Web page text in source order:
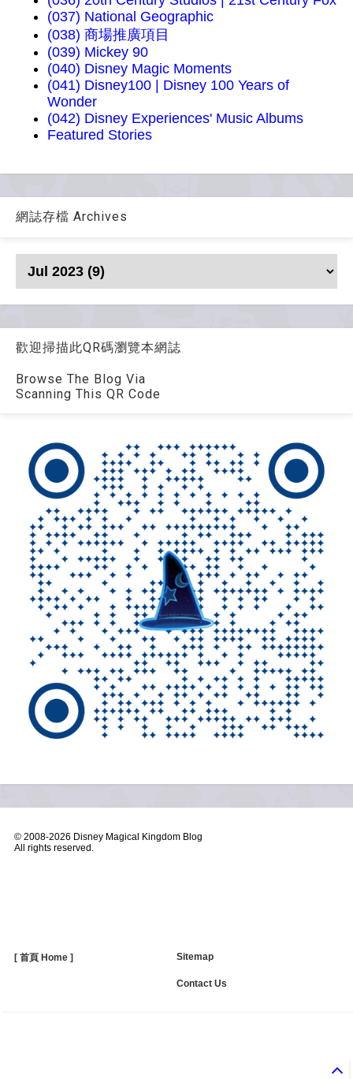
(037) National Geographic
(038) 商場推廣項目
(039) Mickey 90
(040) Disney Magic Moments
(041) Disney100 | Disney 100 Years of
Wonder
(042) Disney Experiences' Music Albums
Featured Stories
網誌存檔 Archives
歡迎掃描此QR碼瀏覽本網誌
Browse The Blog Via
Scanning This QR Code
© 2008-2026 Disney Magical Kingdom Blog
All rights reserved.
[ 首頁 Home ] Sitemap
Contact Us